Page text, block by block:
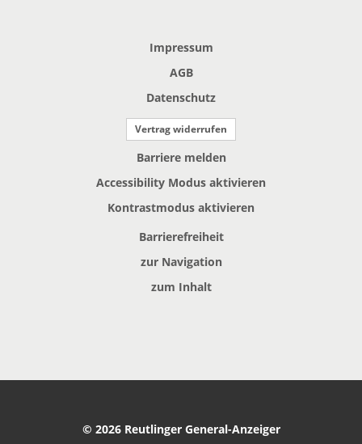
Impressum
AGB
Datenschutz
Vertrag widerrufen
Barriere melden
Accessibility Modus aktivieren
Kontrastmodus aktivieren
Barrierefreiheit
zur Navigation
zum Inhalt
© 2026 Reutlinger General-Anzeiger